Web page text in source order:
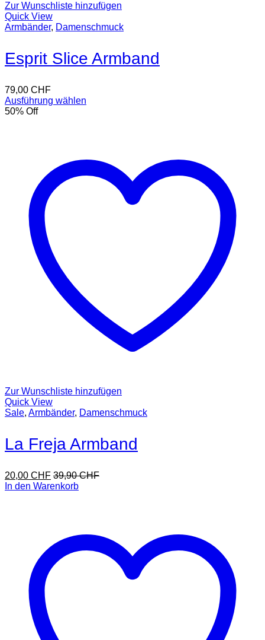
Zur Wunschliste hinzufügen
Quick View
Armbänder, Damenschmuck
Esprit Slice Armband
79,00 CHF
Ausführung wählen
50% Off
Zur Wunschliste hinzufügen
Quick View
Sale, Armbänder, Damenschmuck
La Freja Armband
20,00 CHF 39,90CHF
In den Warenkorb